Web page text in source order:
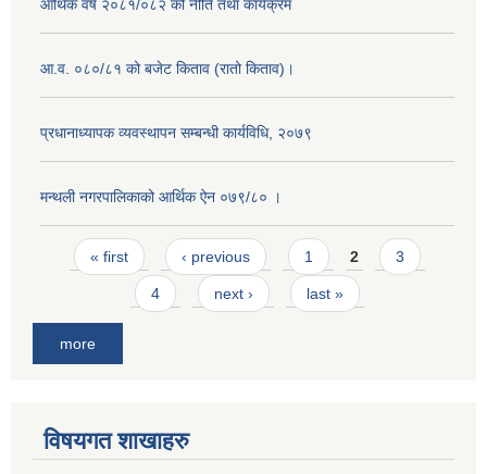
आर्थिक वर्ष २०८१/०८२ को नीति तथा कार्यक्रम
आ.व. ०८०/८१ को बजेट किताव (रातो किताव)।
प्रधानाध्यापक व्यवस्थापन सम्बन्धी कार्यविधि, २०७९
मन्थली नगरपालिकाको आर्थिक ऐन ०७९/८० ।
Pages
« first ‹ previous 1 2 3
4 next › last »
more
विषयगत शाखाहरु